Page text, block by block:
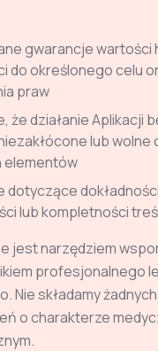
gwarancje wartości
do określonego celu
praw
że działanie Aplikacji
lub wolne
elementów
dotyczące
lub kompletności
jest narzędziem
profesjonalnego
Nie składamy
o charakterze